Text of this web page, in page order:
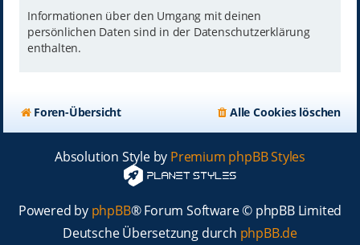
Informationen über den Umgang mit deinen
persönlichen Daten sind in der Datenschutzerklärung
enthalten.
Foren-Übersicht Alle Cookies löschen
Absolution Style by Premium phpBB Styles
Powered by phpBB® Forum Software © phpBB Limited
Deutsche Übersetzung durch phpBB.de